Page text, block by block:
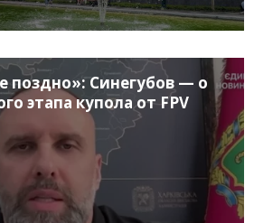
поздно»: Синегубов — о
этапа купола от FPV